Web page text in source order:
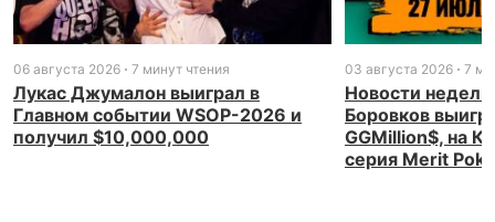
06 августа 2026 7 минут чтения
Лукас Джумалон выиграл в
Главном событии WSOP-2026 и
получил $10,000,000
03 августа 2026 7
Новости
Боровков
GGMillion$, на
серия Merit